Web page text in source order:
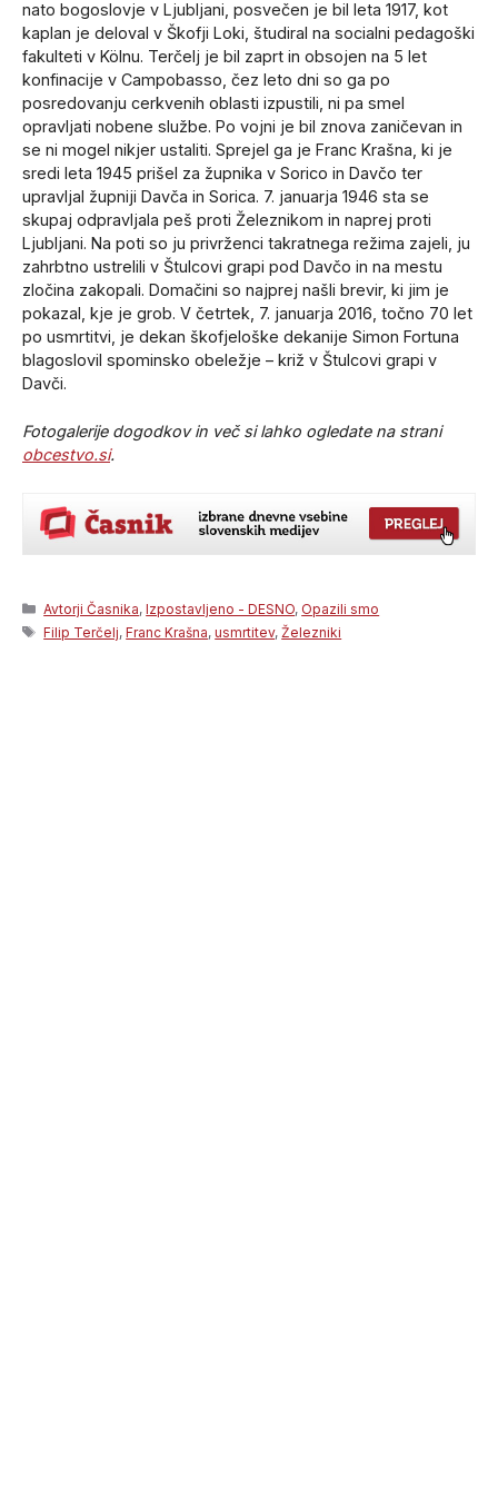
nato bogoslovje v Ljubljani, posvečen je bil leta 1917, kot
kaplan je deloval v Škofji Loki, študiral na socialni pedagoški
fakulteti v Kölnu. Terčelj je bil zaprt in obsojen na 5 let
konfinacije v Campobasso, čez leto dni so ga po
posredovanju cerkvenih oblasti izpustili, ni pa smel
opravljati nobene službe. Po vojni je bil znova zaničevan in
se ni mogel nikjer ustaliti. Sprejel ga je Franc Krašna, ki je
sredi leta 1945 prišel za župnika v Sorico in Davčo ter
upravljal župniji Davča in Sorica. 7. januarja 1946 sta se
skupaj odpravljala peš proti Železnikom in naprej proti
Ljubljani. Na poti so ju privrženci takratnega režima zajeli, ju
zahrbtno ustrelili v Štulcovi grapi pod Davčo in na mestu
zločina zakopali. Domačini so najprej našli brevir, ki jim je
pokazal, kje je grob. V četrtek, 7. januarja 2016, točno 70 let
po usmrtitvi, je dekan škofjeloške dekanije Simon Fortuna
blagoslovil spominsko obeležje – križ v Štulcovi grapi v
Davči.
Fotogalerije dogodkov in več si lahko ogledate na strani
obcestvo.si.
Categories
Avtorji Časnika,Izpostavljeno - DESNO, Opazili smo
Tags
Filip Terčelj,Franc Krašna,usmrtitev,Železniki